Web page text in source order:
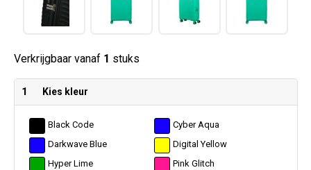
Verkrijgbaar vanaf 1 stuks
1 Kies kleur
Black Code
Cyber Aqua
Darkwave Blue
Digital Yellow
Hyper Lime
Pink Glitch